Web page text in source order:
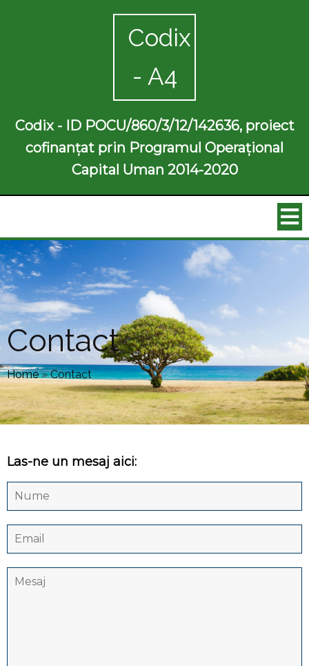
Codix
- A4
Codix - ID POCU/860/3/12/142636, proiect
cofinanțat prin Programul Operațional
Capital Uman 2014-2020
Contact
Home»Contact
Las-ne un mesaj aici: